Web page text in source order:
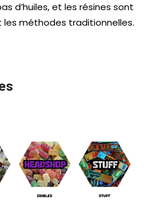
d’huiles, et les résines sont
méthodes traditionnelles.